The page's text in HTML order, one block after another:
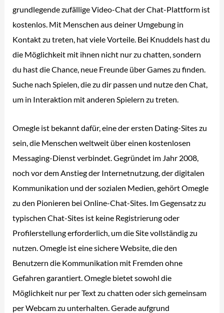
grundlegende zufällige Video-Chat der Chat-Plattform ist
kostenlos. Mit Menschen aus deiner Umgebung in
Kontakt zu treten, hat viele Vorteile. Bei Knuddels hast du
die Möglichkeit mit ihnen nicht nur zu chatten, sondern
du hast die Chance, neue Freunde über Games zu finden.
Suche nach Spielen, die zu dir passen und nutze den Chat,
um in Interaktion mit anderen Spielern zu treten.
Omegle ist bekannt dafür, eine der ersten Dating-Sites zu
sein, die Menschen weltweit über einen kostenlosen
Messaging-Dienst verbindet. Gegründet im Jahr 2008,
noch vor dem Anstieg der Internetnutzung, der digitalen
Kommunikation und der sozialen Medien, gehört Omegle
zu den Pionieren bei Online-Chat-Sites. Im Gegensatz zu
typischen Chat-Sites ist keine Registrierung oder
Profilerstellung erforderlich, um die Site vollständig zu
nutzen. Omegle ist eine sichere Website, die den
Benutzern die Kommunikation mit Fremden ohne
Gefahren garantiert. Omegle bietet sowohl die
Möglichkeit nur per Text zu chatten oder sich gemeinsam
per Webcam zu unterhalten. Gerade aufgrund